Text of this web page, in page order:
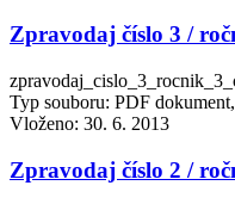
Zpravodaj číslo 3 /
Typ souboru: PDF
Vloženo: 30. 6. 2013
Zpravodaj číslo 2 /